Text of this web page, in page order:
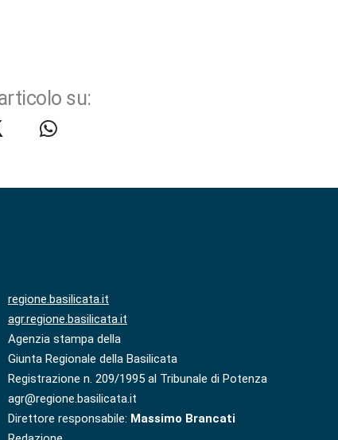
su:
regione.basilicata.it
agr.regione.basilicata.it
Agenzia stampa della
Giunta Regionale della Basilicata
Registrazione n. 209/1995 al Tribunale di Potenza
agr@regione.basilicata.it
Direttore responsabile: Massimo Brancati